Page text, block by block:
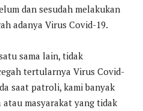
dan sesudah melakukan
adanya Virus Covid-19.
sama lain, tidak
tertularnya Virus Covid-
saat patroli, kami banyak
atau masyarakat yang tidak